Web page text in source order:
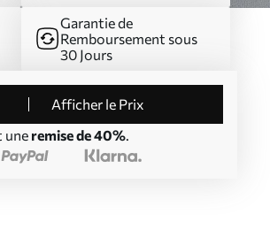
Garantie de
Remboursement sous
30 Jours
Afficher le Prix
une remise de 40%.